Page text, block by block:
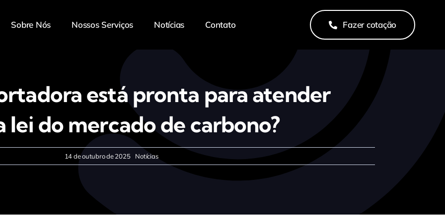
Sobre Nós Nossos Serviços Notícias Contato Fazer cotação
está pronta para atender
lei do mercado de carbono?
14 de outubro de 2025 Notícias